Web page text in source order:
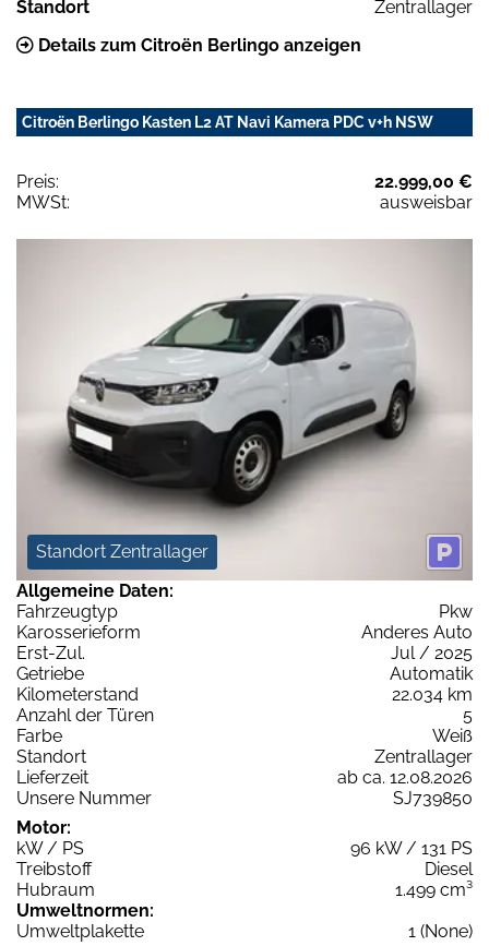
Standort
Zentrallager
Details zum Citroën Berlingo anzeigen
Citroën Berlingo Kasten L2 AT Navi Kamera PDC v+h NSW
Preis:
22.999,00 €
MWSt:
ausweisbar
Standort Zentrallager
Allgemeine Daten:
Fahrzeugtyp
Pkw
Karosserieform
Anderes Auto
Erst-Zul.
Jul / 2025
Getriebe
Automatik
Kilometerstand
22.034 km
Anzahl der Türen
5
Farbe
Weiß
Standort
Zentrallager
Lieferzeit
ab ca. 12.08.2026
Unsere Nummer
SJ739850
Motor:
kW / PS
96 kW / 131 PS
Treibstoff
Diesel
Hubraum
1.499 cm³
Umweltnormen:
Umweltplakette
1 (None)